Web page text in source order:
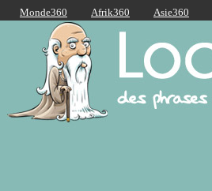
Monde360 Afrik360 Asie360
AmériqueLatine360
Orient360
Locutions Latines